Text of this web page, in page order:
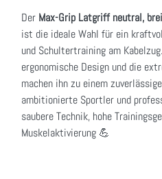
Der Max-Grip Latgriff neutral,
ist die ideale Wahl für ein
und Schultertraining am
ergonomische Design und die
machen ihn zu einem
ambitionierte Sportler und
saubere Technik, hohe
Muskelaktivierung 💪